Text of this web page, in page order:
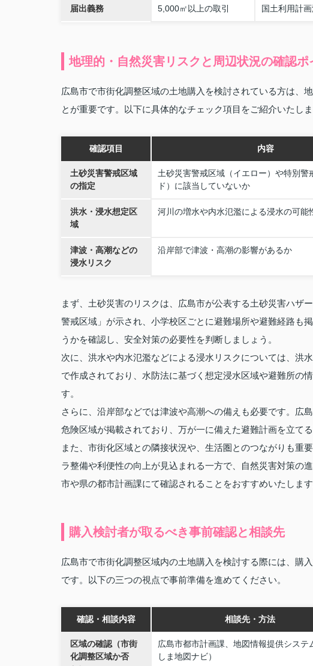
届出義務 5,000㎡以上の取引 国土利用計
地理的・自然災害リスクと周辺状況の確認ポ
広島市で市街化調整区域の土地購入を検討されている方は、
とが重要です。以下に具体的なチェック項目をご紹介いたしま
確認項目 内容
土砂災害警戒区域
の指定
土砂災害警戒区域（イエロー）や特別警
ド）に該当していないか
洪水・浸水想定区
域
河川の増水や内水氾濫による浸水の可能
津波・高潮などの
浸水リスク
沿岸部で津波・高潮の影響があるか
まず、土砂災害のリスクは、広島市が公表する土砂災害ハザ
警戒区域」が示され、小学校区ごとに避難場所や避難経路も
うかを確認し、安全対策の必要性を判断しましょう。
次に、洪水や内水氾濫などによる浸水リスクについては、洪
で作成されており、水防法に基づく想定浸水区域や避難所の
す。
さらに、沿岸部などでは津波や高潮への備えも必要です。広
危険区域が掲載されており、万が一に備えた避難計画を立てる
また、市街化区域との隣接状況や、生活圏とのつながりも重
ラ整備や利便性の向上が見込まれる一方で、自然災害対策の
市や県の都市計画課にて確認されることをおすすめいたします
購入検討者が取るべき事前確認と相談先
広島市で市街化調整区域内の土地購入を検討する際には、購
です。以下の三つの視点で事前準備を進めてください。
確認・相談内容 相談先・方法
区域の確認（市街
化調整区域か否
広島市都市計画課、地図情報提供システ
しま地図ナビ）